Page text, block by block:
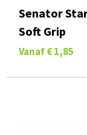
Senator
Soft Grip
Vanaf € 1,85